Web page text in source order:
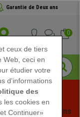
Garantie de Deux ans
0
! Des réductions
ceux de tiers
Web, ceci en
étudier votre
d'informations
des
les cookies en
Continuer»